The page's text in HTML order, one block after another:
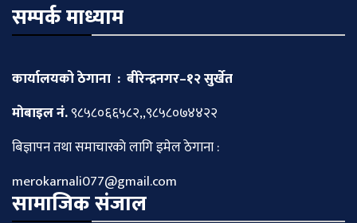
सम्पर्क माध्याम
कार्यालयको ठेगाना : बीरेन्द्रनगर–१२ सुर्खेत
माेबाइल नं.९८५८०६६५८२,,९८५८०७४४२२
बिज्ञापन तथा समाचारकाे लागि इमेल ठेगाना :
merokarnali077@gmail.com
सामाजिक संजाल